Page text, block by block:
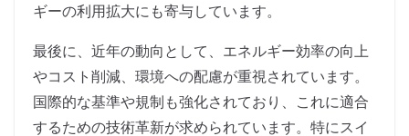
ギーの利用拡大にも寄与しています。
最後に、近年の動向として、エネルギー効率の向上
やコスト削減、環境への配慮が重視されています。
国際的な基準や規制も強化されており、これに適合
するための技術革新が求められています。特にスイ